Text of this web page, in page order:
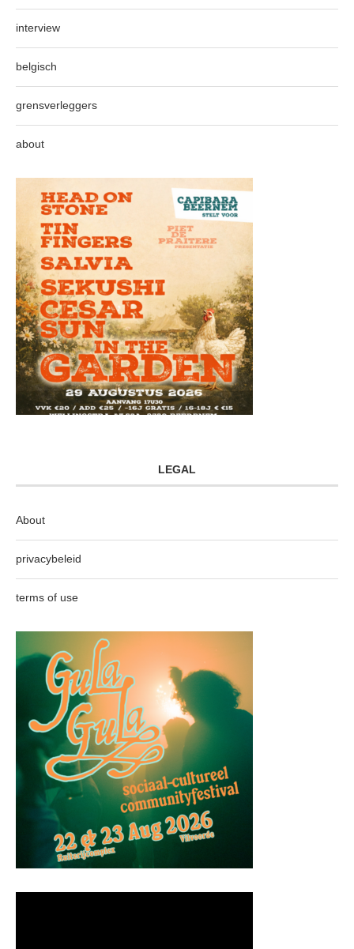
interview
belgisch
grensverleggers
about
LEGAL
About
privacybeleid
terms of use